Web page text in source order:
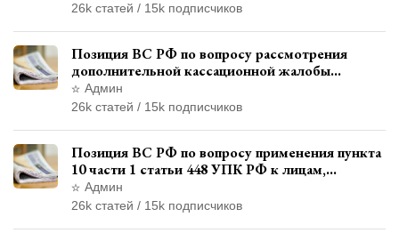
26k статей / 15k подписчиков
Позиция ВС РФ по вопросу рассмотрения
дополнительной кассационной жалобы
адвоката в кассационной инстанции
Админ
26k статей / 15k подписчиков
Позиция ВС РФ по вопросу применения пункта
10 части 1 статьи 448 УПК РФ к лицам,
уволенным из следственных органов
Админ
26k статей / 15k подписчиков